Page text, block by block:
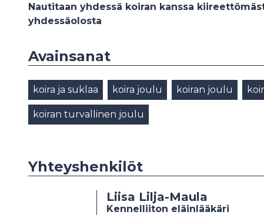
Nautitaan yhdessä koiran kanssa
yhdessäolosta
Avainsanat
koira ja suklaa koira joulu koiran joulu
koiran turvallinen joulu
Yhteyshenkilöt
Liisa Lilja-Maula
Kennelliiton eläinlääkäri